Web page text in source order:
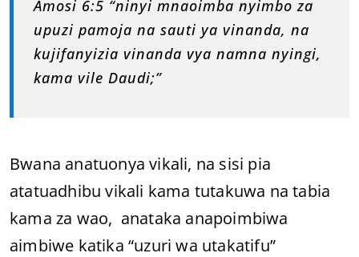
Amosi 6:5 “ninyi mnaoimba nyimbo za
upuzi pamoja na sauti ya vinanda, na
kujifanyizia vinanda vya namna nyingi,
kama vile Daudi;”
Bwana anatuonya vikali, na sisi pia
atatuadhibu vikali kama tutakuwa na tabia
kama za wao, anataka anapoimbiwa
aimbiwe katika “uzuri wa utakatifu”